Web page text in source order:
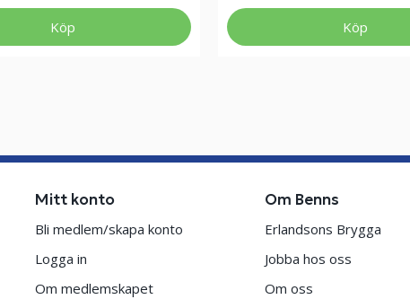
Köp Köp
Mitt konto
Bli medlem/skapa konto
Logga in
Om medlemskapet
Om Benns
Erlandsons Brygga
Jobba hos oss
Om oss